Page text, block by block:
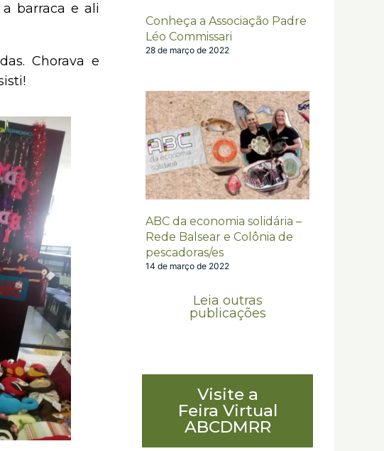
barraca e ali
Chorava e
Conheça a Associação Padre
Léo Commissari
28 de março de 2022
ABC da economia solidária –
Rede Balsear e Colônia de
pescadoras/es
14 de março de 2022
Leia outras
publicações
Visite a
Feira Virtual
ABCDMRR